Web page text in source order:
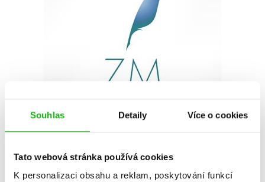
Souhlas Detaily Více o cookies
Tato webová stránka používá cookies
K personalizaci obsahu a reklam, poskytování funkcí